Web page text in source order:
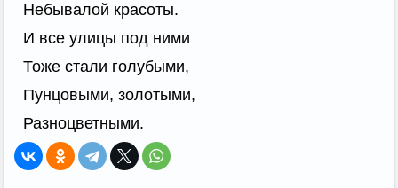
Небывалой красоты.
И все улицы под ними
Тоже стали голубыми,
Пунцовыми, золотыми,
Разноцветными.